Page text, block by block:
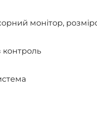
монітор,
контроль